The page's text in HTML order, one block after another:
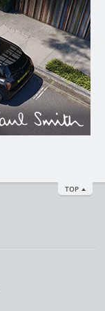
TOP